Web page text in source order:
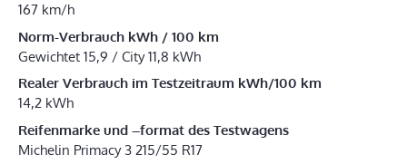
167 km/h
Norm-Verbrauch kWh / 100 km
Gewichtet 15,9 / City 11,8 kWh
Realer Verbrauch im Testzeitraum kWh/100 km
14,2 kWh
Reifenmarke und –format des Testwagens
Michelin Primacy 3 215/55 R17